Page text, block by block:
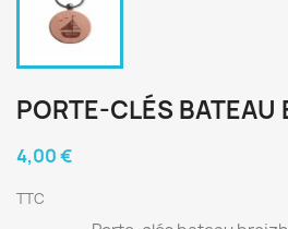
PORTE-CLÉS BATEAU
4,00 €
TTC